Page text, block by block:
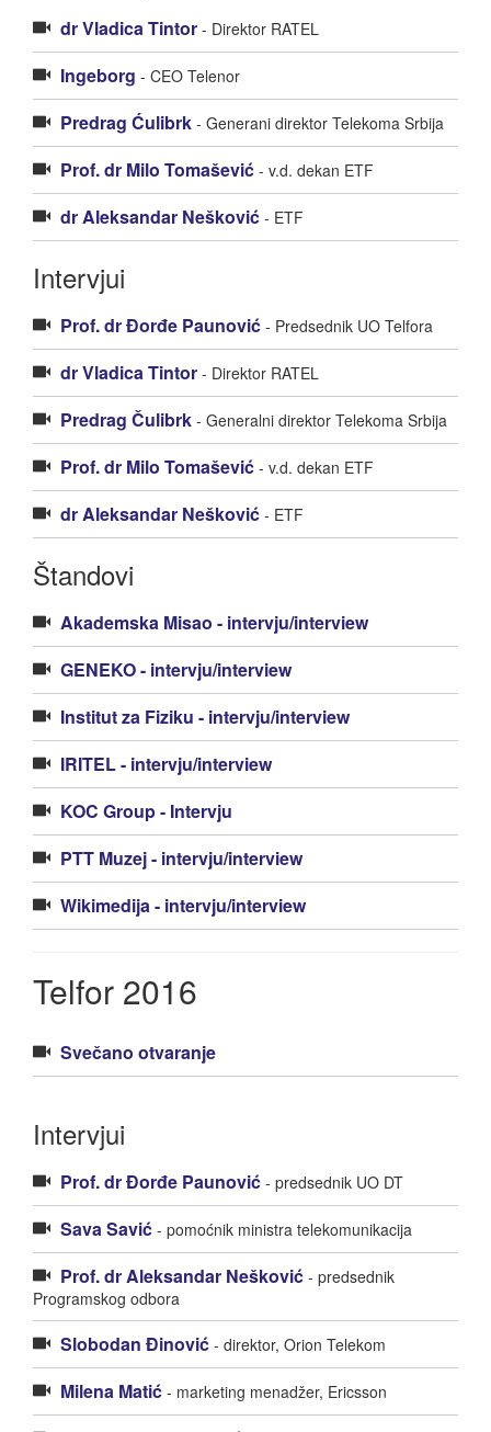
dr Vladica Tintor - Direktor RATEL
Ingeborg - CEO Telenor
Predrag Ćulibrk - Generani direktor Telekoma Srbija
Prof. dr Milo Tomašević - v.d. dekan ETF
dr Aleksandar Nešković - ETF
Intervjui
Prof. dr Đorđe Paunović - Predsednik UO Telfora
dr Vladica Tintor - Direktor RATEL
Predrag Čulibrk - Generalni direktor Telekoma Srbija
Prof. dr Milo Tomašević - v.d. dekan ETF
dr Aleksandar Nešković - ETF
Štandovi
Akademska Misao - intervju/interview
GENEKO - intervju/interview
Institut za Fiziku - intervju/interview
IRITEL - intervju/interview
KOC Group - Intervju
PTT Muzej - intervju/interview
Wikimedija - intervju/interview
Telfor 2016
Svečano otvaranje
Intervjui
Prof. dr Đorđe Paunović - predsednik UO DT
Sava Savić - pomoćnik ministra telekomunikacija
Prof. dr Aleksandar Nešković - predsednik
Programskog odbora
Slobodan Đinović - direktor, Orion Telekom
Milena Matić - marketing menadžer, Ericsson